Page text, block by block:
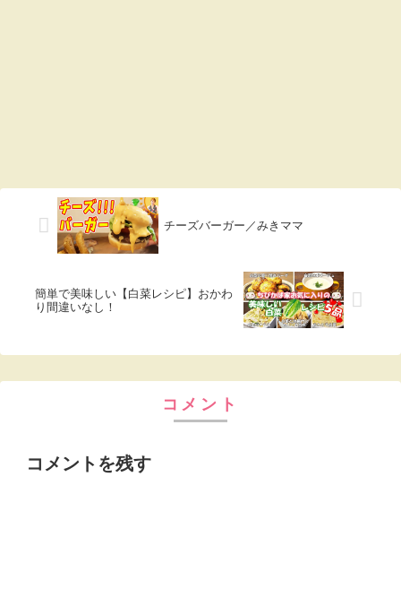
チーズバーガー／みきママ
簡単で美味しい【白菜レシピ】おかわ
り間違いなし！
コメント
コメントを残す